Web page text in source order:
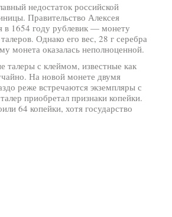
недостаток российской
Правительство Алексея
в 1654 году рублевик — монету
Однако его вес, 28 г серебра
монета оказалась неполноценной.
с клеймом, известные как
На новой монете двумя
реже встречаются экземпляры с
приобретал признаки копейки.
64 копейки, хотя государство